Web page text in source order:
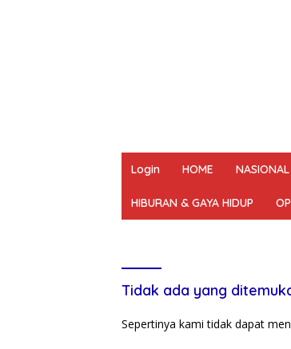
Login HOME NASIONAL
HIBURAN & GAYA HIDUP
Tidak ada yang
Sepertinya kami tidak dapat